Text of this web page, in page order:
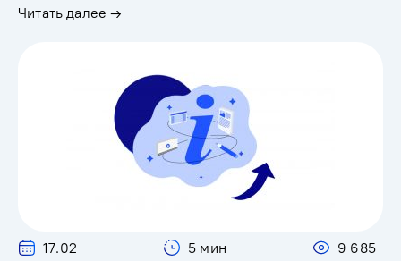
Читать далее →
17.02 5 мин
9 685